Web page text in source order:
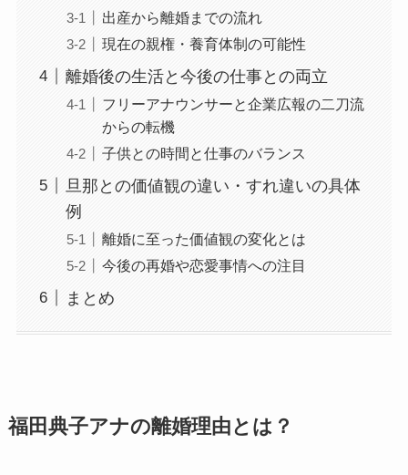
出産から離婚までの流れ
現在の親権・養育体制の可能性
離婚後の生活と今後の仕事との両立
フリーアナウンサーと企業広報の二刀流
からの転機
子供との時間と仕事のバランス
旦那との価値観の違い・すれ違いの具体
例
離婚に至った価値観の変化とは
今後の再婚や恋愛事情への注目
まとめ
福田典子アナの離婚理由とは？